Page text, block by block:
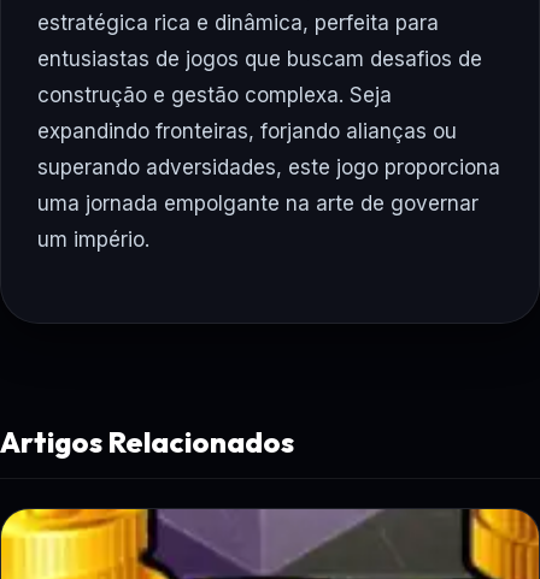
estratégica rica e dinâmica, perfeita para
entusiastas de jogos que buscam desafios de
construção e gestão complexa. Seja
expandindo fronteiras, forjando alianças ou
superando adversidades, este jogo proporciona
uma jornada empolgante na arte de governar
um império.
Artigos Relacionados